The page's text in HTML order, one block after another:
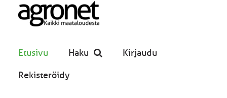
Etusivu Haku Kirjaudu
Rekisteröidy